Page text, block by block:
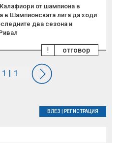
от шампиона в
в Шампионската лига да ходи
два сезона и
отговор
!
ВЛЕЗ РЕГИСТРАЦИЯ